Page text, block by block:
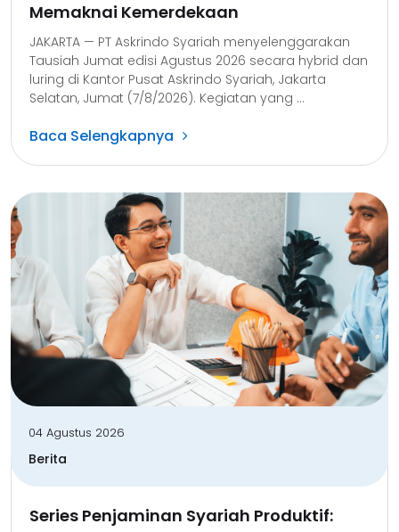
Memaknai Kemerdekaan
JAKARTA — PT Askrindo Syariah menyelenggarakan
Tausiah Jumat edisi Agustus 2026 secara hybrid dan
luring di Kantor Pusat Askrindo Syariah, Jakarta
Selatan, Jumat (7/8/2026). Kegiatan yang ...
Baca Selengkapnya
04 Agustus 2026
Berita
Series Penjaminan Syariah Produktif: